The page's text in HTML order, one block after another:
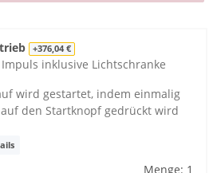
+376,04 €
inklusive Lichtschranke
wird gestartet, indem einmalig
den Startknopf gedrückt wird
Menge: 1